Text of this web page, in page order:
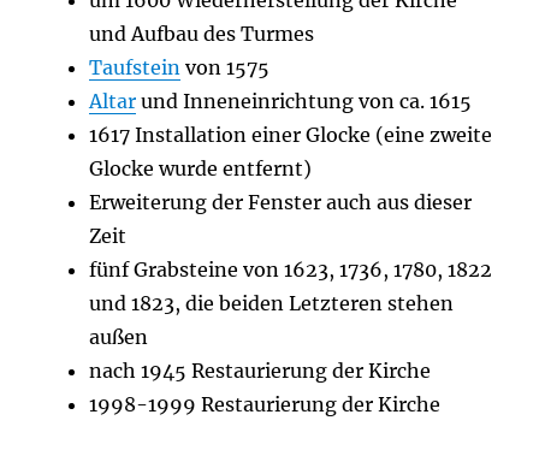
und Aufbau des Turmes
Taufstein von 1575
Altar und Inneneinrichtung von ca. 1615
1617 Installation einer Glocke (eine zweite
Glocke wurde entfernt)
Erweiterung der Fenster auch aus dieser
Zeit
fünf Grabsteine von 1623, 1736, 1780, 1822
und 1823, die beiden Letzteren stehen
außen
nach 1945 Restaurierung der Kirche
1998-1999 Restaurierung der Kirche